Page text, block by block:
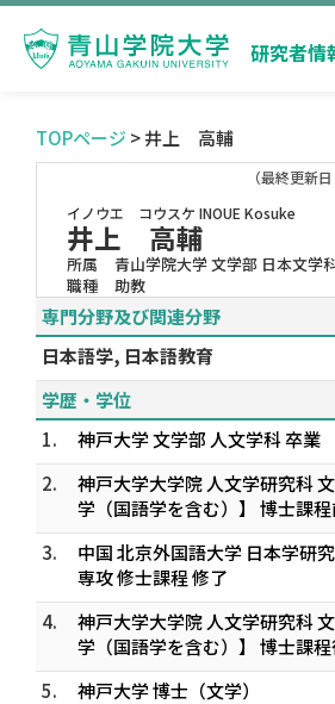
研究者情
TOPページ > 井上 高輔
（最終更新
イノウエ コウスケ INOUE Kosuke
井上 高輔
所属
青山学院大学 文学部 日本文学
職種
助教
専門分野及び関連分野
日本語学, 日本語教育
学歴・学位
1.
神戸大学 文学部 人文学科 卒業
2.
神戸大学大学院 人文学研究科
学（国語学を含む）】 博士課
3.
中国 北京外国語大学 日本学研
専攻 修士課程 修了
4.
神戸大学大学院 人文学研究科
学（国語学を含む）】 博士課
5.
神戸大学 博士（文学）